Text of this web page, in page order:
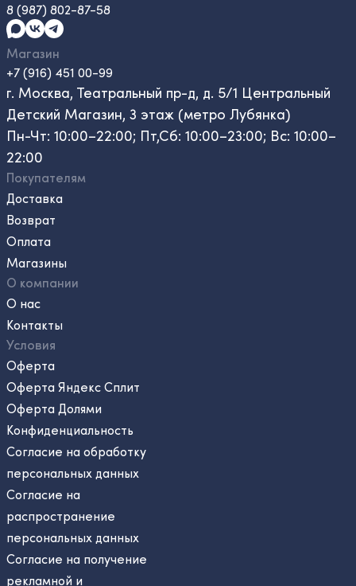
8 (987) 802-87-58
Магазин
+7 (916) 451 00-99
г. Москва, Театральный пр-д, д. 5/1 Центральный
Детский Магазин, 3 этаж (метро Лубянка)
Пн-Чт: 10:00–22:00; Пт,Сб: 10:00–23:00; Вс: 10:00–
22:00
Покупателям
Доставка
Возврат
Оплата
Магазины
О компании
О нас
Контакты
Условия
Оферта
Оферта Яндекс Сплит
Оферта Долями
Конфиденциальность
Согласие на обработку
персональных данных
Согласие на
распространение
персональных данных
Согласие на получение
рекламной и